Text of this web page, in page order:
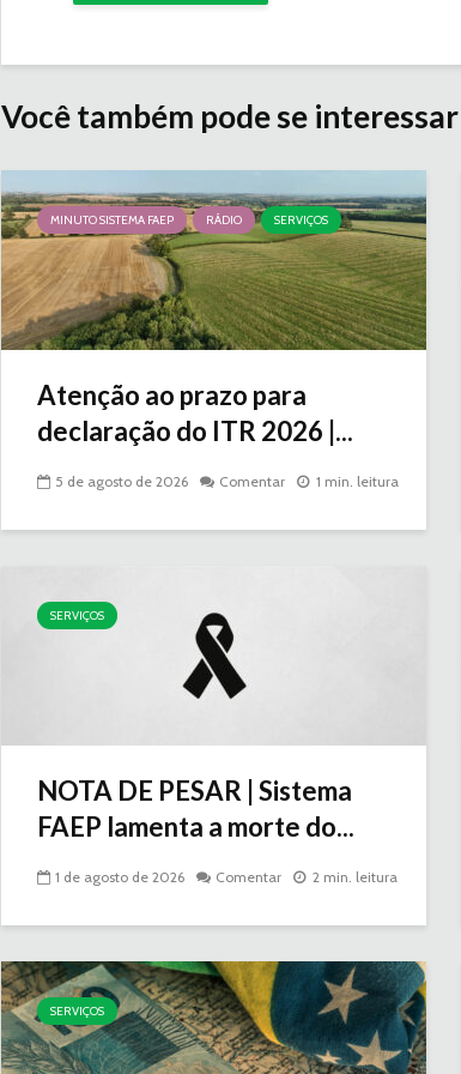
Você também pode se interessar
MINUTO SISTEMA FAEP RÁDIO SERVIÇOS
Atenção ao prazo para
declaração do ITR 2026 |...
5 de agosto de 2026 Comentar 1 min. leitura
SERVIÇOS
NOTA DE PESAR | Sistema
FAEP lamenta a morte do...
1 de agosto de 2026 Comentar 2 min. leitura
SERVIÇOS